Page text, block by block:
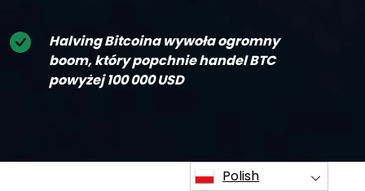
Halving Bitcoina wywoła ogromny
boom, który popchnie handel BTC
powyżej 100 000 USD
Polish